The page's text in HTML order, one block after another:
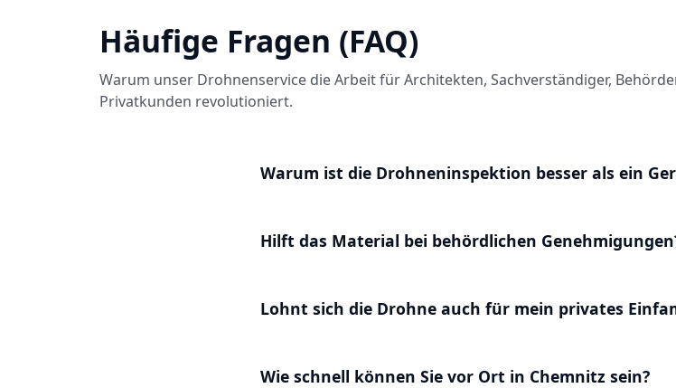
Häufige Fragen (FAQ)
Warum unser Drohnenservice die Arbeit für Architekten, Sachverständiger,
Privatkunden revolutioniert.
Warum ist die Drohneninspektion besser als ein
Hilft das Material bei behördlichen
Lohnt sich die Drohne auch für mein privates
Wie schnell können Sie vor Ort in Chemnitz sein?